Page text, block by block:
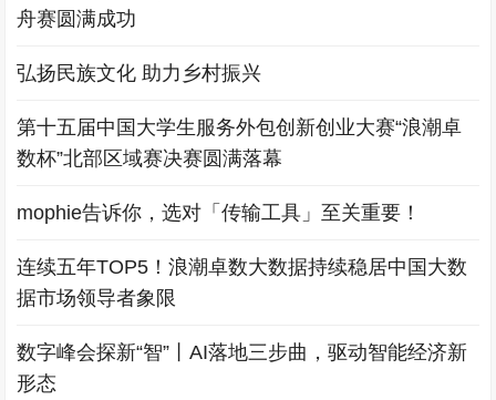
舟赛圆满成功
弘扬民族文化 助力乡村振兴
第十五届中国大学生服务外包创新创业大赛“浪潮卓
数杯”北部区域赛决赛圆满落幕
mophie告诉你，选对「传输工具」至关重要！
连续五年TOP5！浪潮卓数大数据持续稳居中国大数
据市场领导者象限
数字峰会探新“智”丨AI落地三步曲，驱动智能经济新
形态